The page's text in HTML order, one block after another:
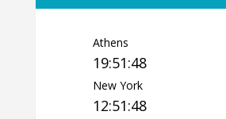
Athens
19:51:49
New York
12:51:49